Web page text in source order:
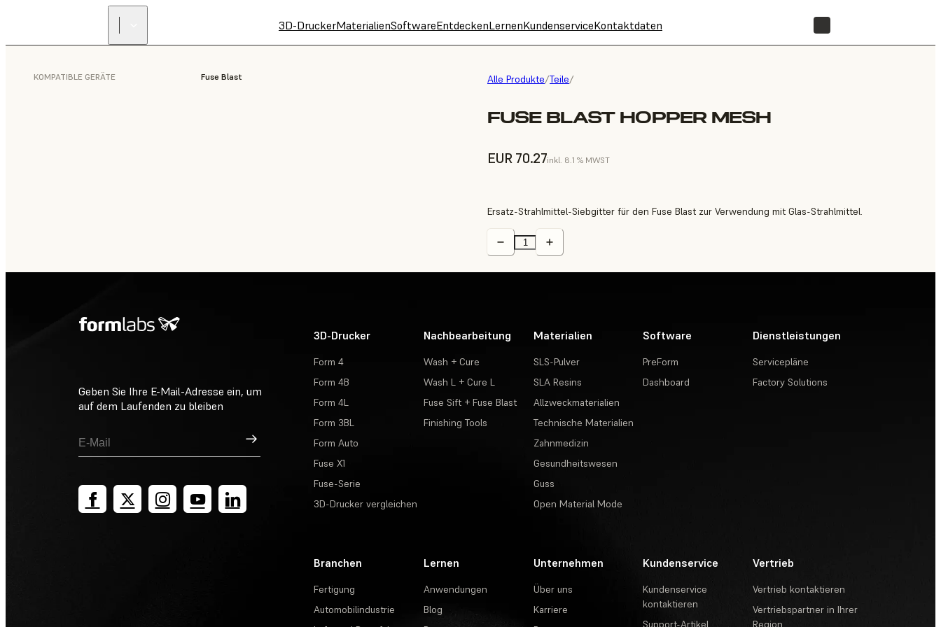
3D-DruckerMaterialienSoftwareEntdeckenLernenKundenserviceKontaktdaten
Alle Produkte/Teile/
FUSE BLAST HOPPER MESH
EUR 70.27inkl. 8.1 % MWST
KOMPATIBLE GERÄTE Fuse Blast
Ersatz-Strahlmittel-Siebgitter für den Fuse Blast zur Verwendung mit Glas-Strahlmittel.
Geben Sie Ihre E-Mail-Adresse ein, um
auf dem Laufenden zu bleiben
Registrieren
3D-Drucker
Form 4
Form 4B
Form 4L
Form 3BL
Form Auto
Fuse X1
Fuse-Serie
3D-Drucker vergleichen
Nachbearbeitung
Wash + Cure
Wash L + Cure L
Fuse Sift + Fuse Blast
Finishing Tools
Materialien
SLS-Pulver
SLA Resins
Allzweckmaterialien
Technische Materialien
Zahnmedizin
Gesundheitswesen
Guss
Open Material Mode
Software
PreForm
Dashboard
Dienstleistungen
Servicepläne
Factory Solutions
Branchen
Fertigung
Automobilindustrie
Lernen
Anwendungen
Blog
Unternehmen
Über uns
Karriere
Kundenservice
Kundenservice
kontaktieren
Support-Artikel
Vertrieb
Vertrieb kontaktieren
Vertriebspartner in Ihrer
Region